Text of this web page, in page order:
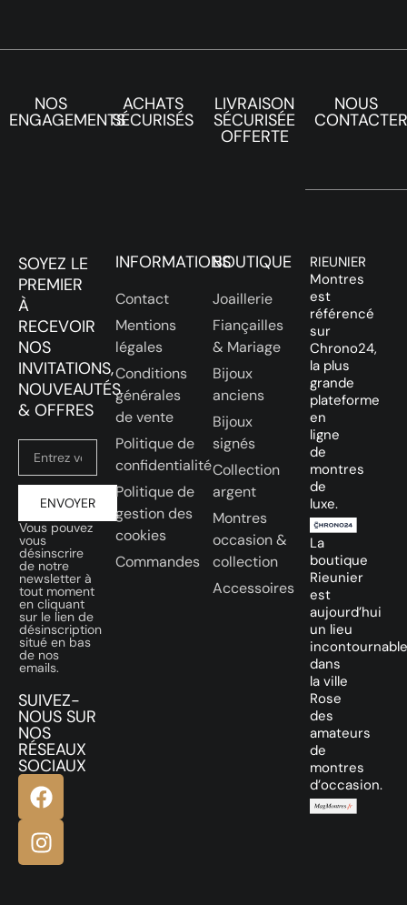
NOS
ENGAGEMENTS
ACHATS
SÉCURISÉS
LIVRAISON
SÉCURISÉE
OFFERTE
NOUS
CONTACTER
SOYEZ LE
PREMIER
À
RECEVOIR
NOS
INVITATIONS,
NOUVEAUTÉS
& OFFRES
ENVOYER
Vous pouvez
vous
désinscrire
de notre
newsletter à
tout moment
en cliquant
sur le lien de
désinscription
situé en bas
de nos
emails.
SUIVEZ-
NOUS SUR
NOS
RÉSEAUX
SOCIAUX
INFORMATIONS
Contact
Mentions
légales
Conditions
générales
de vente
Politique de
confidentialité
Politique de
gestion des
cookies
Commandes
BOUTIQUE
Joaillerie
Fiançailles
& Mariage
Bijoux
anciens
Bijoux
signés
Collection
argent
Montres
occasion &
collection
Accessoires
RIEUNIER
Montres
est
référencé
sur
Chrono24,
la plus
grande
plateforme
en
ligne
de
montres
de
luxe.
La
boutique
Rieunier
est
aujourd’hui
un lieu
incontournable
dans
la ville
Rose
des
amateurs
de
montres
d’occasion.